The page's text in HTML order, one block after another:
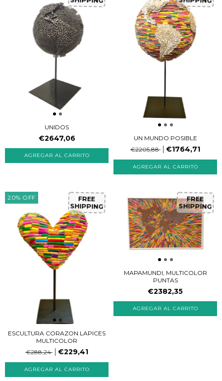
UNIDOS
€2647,06
UN MUNDO POSIBLE
€2205,88
€1764,71
20% OFF FREE
SHIPPING
ESCULTURA CORAZON LAPICES
MULTICOLOR
€288,24
€229,41
FREE
SHIPPING
MAPAMUNDI, MULTICOLOR
PUNTAS
€2382,35